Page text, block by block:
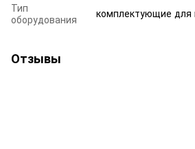
Тип
оборудования
комплектующие для
Отзывы